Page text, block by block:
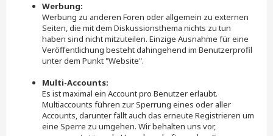
Werbung:
Werbung zu anderen Foren oder allgemein zu externen
Seiten, die mit dem Diskussionsthema nichts zu tun
haben sind nicht mitzuteilen. Einzige Ausnahme für eine
Veröffentlichung besteht dahingehend im Benutzerprofil
unter dem Punkt "Website".
Multi-Accounts:
Es ist maximal ein Account pro Benutzer erlaubt.
Multiaccounts führen zur Sperrung eines oder aller
Accounts, darunter fällt auch das erneute Registrieren um
eine Sperre zu umgehen. Wir behalten uns vor,